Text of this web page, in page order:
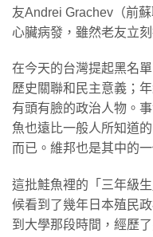
友Andrei Grachev（前
心臟病發，雖然老友立
在今天的台灣提起黑名
歷史關聯和民主意義；
有頭有臉的政治人物。
魚也遠比一般人所知道
而已。維邦也是其中的一
這批鮭魚裡的「三年級
候看到了幾年日本殖民
到大學那段時間，經歷